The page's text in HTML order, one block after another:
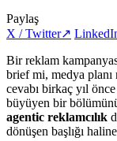
Paylaş
X / Twitter↗
Bir reklam
brief mi, medya planı
cevabı birkaç yıl
büyüyen bir
agentic reklamcılık
dönüşen başlığı